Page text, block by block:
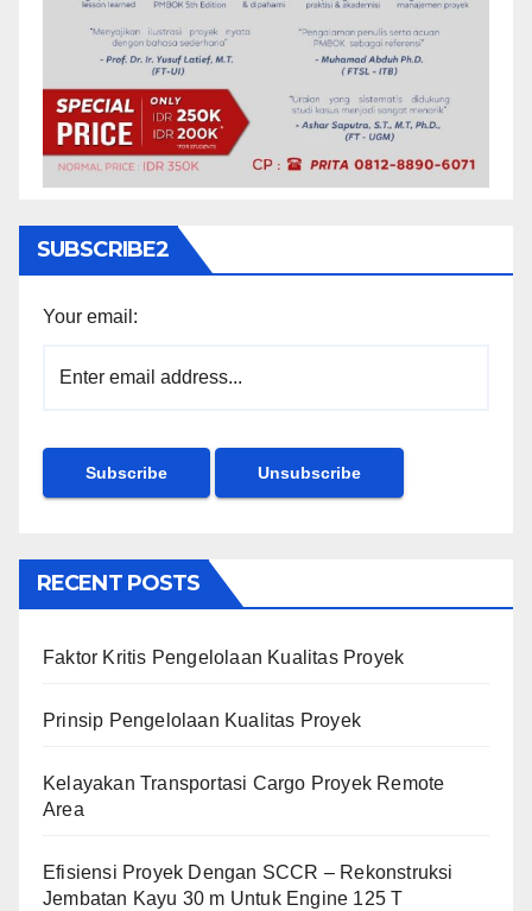
SUBSCRIBE2
Your email:
RECENT POSTS
Faktor Kritis Pengelolaan Kualitas Proyek
Prinsip Pengelolaan Kualitas Proyek
Kelayakan Transportasi Cargo Proyek Remote
Area
Efisiensi Proyek Dengan SCCR – Rekonstruksi
Jembatan Kayu 30 m Untuk Engine 125 T